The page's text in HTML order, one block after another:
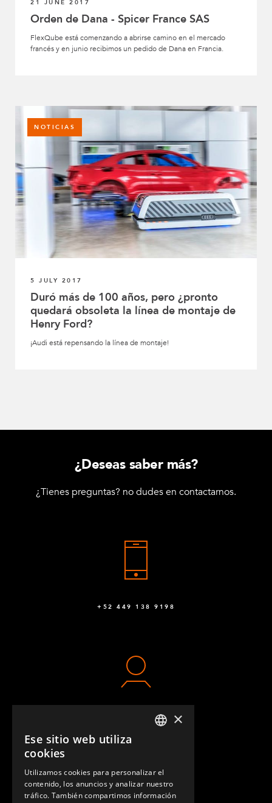
21 JUNE 2017
Orden de Dana - Spicer France SAS
FlexQube está comenzando a abrirse camino en el mercado
francés y en junio recibimos un pedido de Dana en Francia.
NOTICIAS
5 JULY 2017
Duró más de 100 años, pero ¿pronto
quedará obsoleta la línea de montaje de
Henry Ford?
¡Audi está repensando la línea de montaje!
¿Deseas saber más?
¿Tienes preguntas? no dudes en contactarnos.
+52 449 138 9198
CONTACTO ×
Ese sitio web utiliza
cookies
Utilizamos cookies para personalizar el
contenido, los anuncios y analizar nuestro
tráfico. También compartimos información